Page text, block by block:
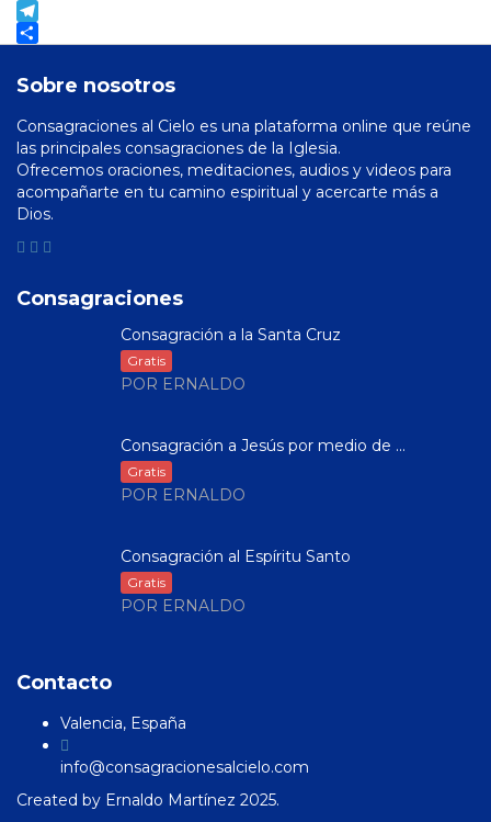
Copy
Link
Telegram
Sobre nosotros
Consagraciones al Cielo es una plataforma online que reúne
las principales consagraciones de la Iglesia.
Ofrecemos oraciones, meditaciones, audios y videos para
acompañarte en tu camino espiritual y acercarte más a
Dios.
Consagraciones
Consagración a la Santa Cruz
Gratis
POR ERNALDO
Consagración a Jesús por medio de ...
Gratis
POR ERNALDO
Consagración al Espíritu Santo
Gratis
POR ERNALDO
Contacto
Valencia, España
info@consagracionesalcielo.com
Created by Ernaldo Martínez 2025.